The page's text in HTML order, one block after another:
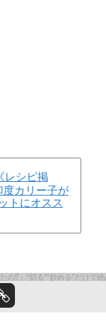
レシピ掲
カリー子が
トにオスス
の⁉」“切る”“炒める”だけ